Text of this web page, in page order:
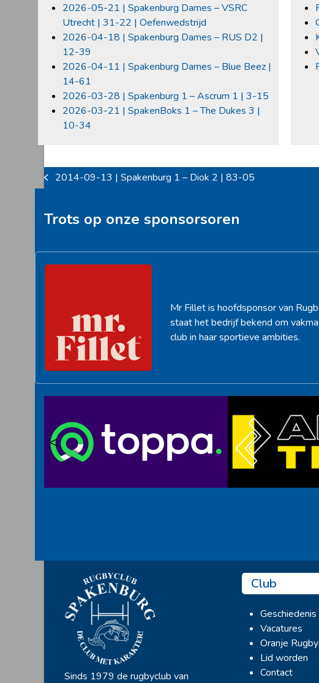
2026-05-21 | Spakenburg Dames – VSRC
Utrecht | 31-22 | Oefenwedstrijd
2026-04-18 | Spakenburg Dames – RUS D2 |
12-39
2026-04-11 | Spakenburg Dames – Blue Beez |
14-61
2026-03-28 | Spakenburg 1 – Ascrum 1 | 3-15
2026-03-21 | SpakenBoks 1 – The Dukes 3 |
10-34
previous
2014-09-13 | Spakenburg 1 – Diok 2 | 83-05
Trots op onze sponsorsoren
Mr Fillet is hoofdsponsor van
staat het bedrijf bekend om
club in haar sportieve ambities.
<
Sinds 1979 de rugbyclub van
Club
Geschiedenis
Vacatures
Oranje
Lid worden
Contact